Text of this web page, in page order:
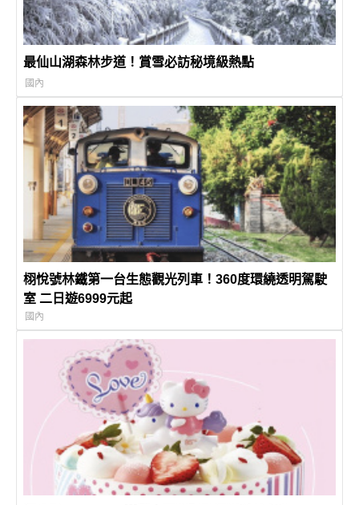
最仙山湖森林步道！賞雪必訪秘境級熱點
國內
栩悅號林鐵第一台生態觀光列車！360度環繞透明駕駛
室 二日遊6999元起
國內